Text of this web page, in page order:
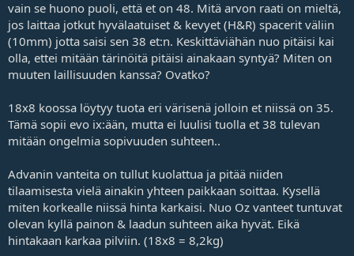
vain se huono puoli, että et on 48. Mitä arvon raati on mieltä,
jos laittaa jotkut hyvälaatuiset & kevyet (H&R) spacerit väliin
(10mm) jotta saisi sen 38 et:n. Keskittäviähän nuo pitäisi kai
olla, ettei mitään tärinöitä pitäisi ainakaan syntyä? Miten on
muuten laillisuuden kanssa? Ovatko?
18x8 koossa löytyy tuota eri värisenä jolloin et niissä on 35.
Tämä sopii evo ix:ään, mutta ei luulisi tuolla et 38 tulevan
mitään ongelmia sopivuuden suhteen..
Advanin vanteita on tullut kuolattua ja pitää niiden
tilaamisesta vielä ainakin yhteen paikkaan soittaa. Kysellä
miten korkealle niissä hinta karkaisi. Nuo Oz vanteet tuntuvat
olevan kyllä painon & laadun suhteen aika hyvät. Eikä
hintakaan karkaa pilviin. (18x8 = 8,2kg)